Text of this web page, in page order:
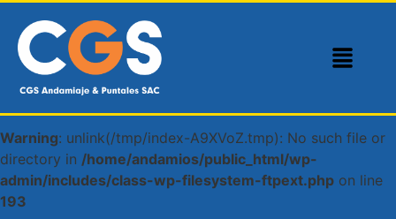
Warning: fopen(/tmp/index-A9XVoZ.tmp): Failed to open
stream: Disk quota exceeded in
/home/andamios/public_html/wp-admin/includes/class-
wp-filesystem-ftpext.php
Warning: unlink(/tmp/index-A9XVoZ.tmp): No such file or
directory in /home/andamios/public_html/wp-
admin/includes/class-wp-filesystem-ftpext.php on line
193